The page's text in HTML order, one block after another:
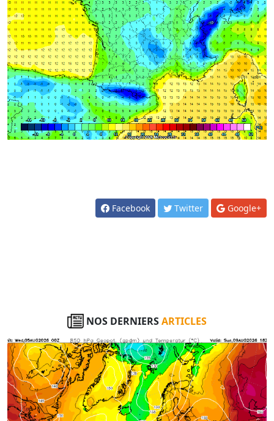
Facebook Twitter Google+
NOS DERNIERSARTICLES